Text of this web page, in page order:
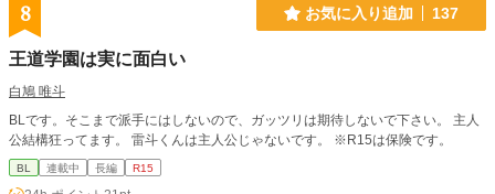
8 お気に入り追加 137
王道学園は実に面白い
白鳩 唯斗
BLです。そこまで派手にはしないので、ガッツリは期待しないで下さい。 主人
公結構狂ってます。 雷斗くんは主人公じゃないです。 ※R15は保険です。
BL 連載中 長編 R15